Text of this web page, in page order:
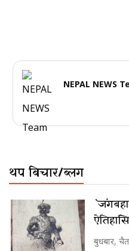
NEPAL NEWS
थप बिचार/ब्लग
बुधबार,